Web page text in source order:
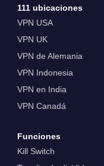
111 ubicaciones
VPN USA
VPN UK
VPN de Alemania
VPN Indonesia
VPN en India
VPN Canadá
Funciones
Kill Switch